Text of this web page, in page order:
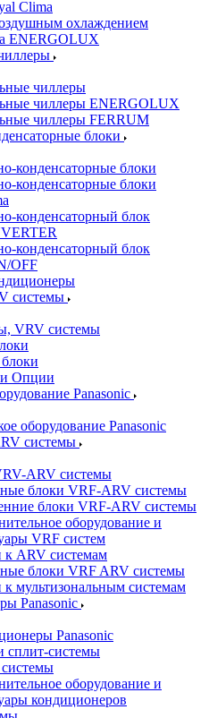
Clima
охлаждением
ENERGOLUX
чиллеры
чиллеры ENERGOLUX
чиллеры FERRUM
блоки
конденсаторные блоки
конденсаторные блоки
конденсаторный блок
конденсаторный блок
OFF
системы
VRV системы
и Опции
Panasonic
оборудование Panasonic
системы
ARV системы
блоки VRF-ARV системы
блоки VRF-ARV системы
оборудование и
VRF систем
ARV системам
блоки VRF ARV системы
мультизональным системам
Panasonic
Panasonic
сплит-системы
оборудование и
кондиционеров